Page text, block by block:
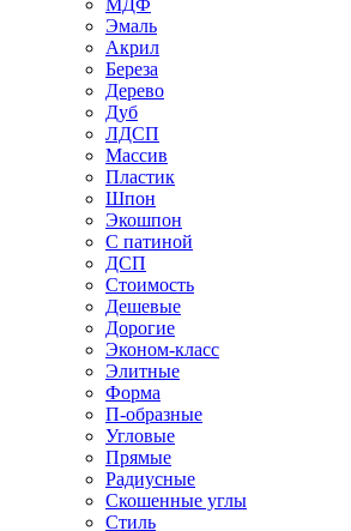
МДФ
Эмаль
Акрил
Береза
Дерево
Дуб
ЛДСП
Массив
Пластик
Шпон
Экошпон
С патиной
ДСП
Стоимость
Дешевые
Дорогие
Эконом-класс
Элитные
Форма
П-образные
Угловые
Прямые
Радиусные
Скошенные углы
Стиль